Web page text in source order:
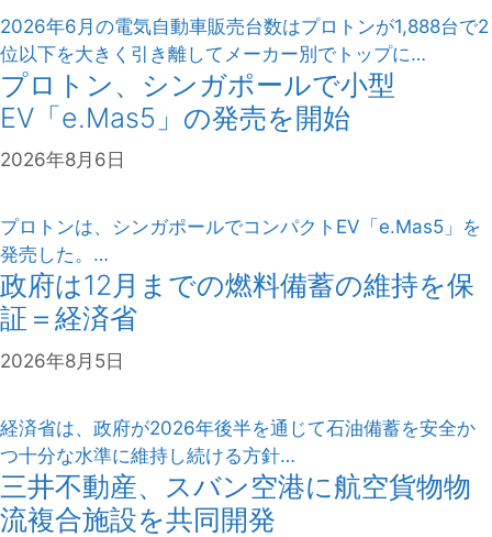
2026年6月の電気自動車販売台数はプロトンが1,888台で2
位以下を大きく引き離してメーカー別でトップに…
プロトン、シンガポールで小型
EV「e.Mas5」の発売を開始
2026年8月6日
プロトンは、シンガポールでコンパクトEV「e.Mas5」を
発売した。…
政府は12月までの燃料備蓄の維持を保
証＝経済省
2026年8月5日
経済省は、政府が2026年後半を通じて石油備蓄を安全か
つ十分な水準に維持し続ける方針…
三井不動産、スバン空港に航空貨物物
流複合施設を共同開発